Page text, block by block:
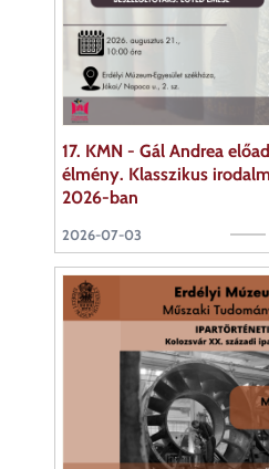
17. KMN - Gál Andrea
élmény. Klasszikus
2026-ban
2026-07-03